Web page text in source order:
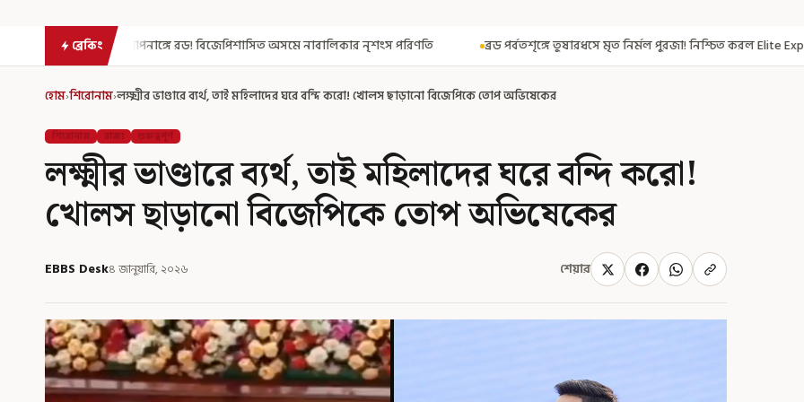
ব্রেকিং
রড! বিজেপিশাসিত অসমে নাবালিকার নৃশংস পরিণতি ব্রড পর্বতশৃঙ্গে তুষারধসে মৃত নির্মল পুরজা! নিশ্চিত করল Elite Exped নাগরিকত্ব
হোম›শিরোনাম›লক্ষ্মীর ভাণ্ডারে ব্যর্থ, তাই মহিলাদের ঘরে বন্দি করো! খোলস ছাড়ানো বিজেপিকে তোপ অভিষেকের
শিরোনাম রাজ্য গুরুত্বপূর্ণ
লক্ষ্মীর ভাণ্ডারে ব্যর্থ, তাই মহিলাদের ঘরে বন্দি করো!
খোলস ছাড়ানো বিজেপিকে তোপ অভিষেকের
EBBS Desk৪ জানুয়ারি, ২০২৬ শেয়ার